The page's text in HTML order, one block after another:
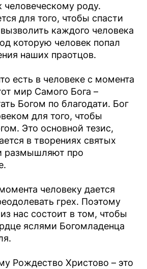
роду.
для того, чтобы спасти
каждого человека
которую человек попал
наших праотцов.
есть в человеке с момента
мир Самого Бога –
Богом по благодати. Бог
для того, чтобы
Это основной тезис,
в творениях святых
размышляют про
человеку дается
грех. Поэтому
нас состоит в том, чтобы
яслями Богомладенца
Рождество Христово – это